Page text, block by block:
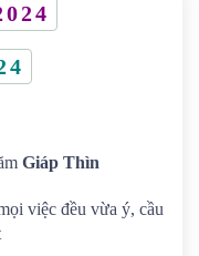
Giáp Thìn
việc đều vừa ý, cầu